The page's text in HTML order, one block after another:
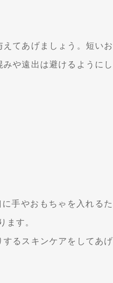
てあげましょう。短いお
や遠出は避けるようにし
手やおもちゃを入れるた
ます。
るスキンケアをしてあげ